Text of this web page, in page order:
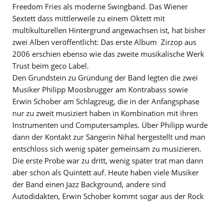
Freedom Fries als moderne Swingband. Das Wiener
Sextett dass mittlerweile zu einem Oktett mit
multikulturellen Hintergrund angewachsen ist, hat bisher
zwei Alben veröffentlicht: Das erste Album Zirzop aus
2006 erschien ebenso wie das zweite musikalische Werk
Trust beim geco Label.
Den Grundstein zu Gründung der Band legten die zwei
Musiker Philipp Moosbrugger am Kontrabass sowie
Erwin Schober am Schlagzeug, die in der Anfangsphase
nur zu zweit musiziert haben in Kombination mit ihren
Instrumenten und Computersamples. Über Philipp wurde
dann der Kontakt zur Sängerin Nihal hergestellt und man
entschloss sich wenig später gemeinsam zu musizieren.
Die erste Probe war zu dritt, wenig später trat man dann
aber schon als Quintett auf. Heute haben viele Musiker
der Band einen Jazz Background, andere sind
Autodidakten, Erwin Schober kommt sogar aus der Rock